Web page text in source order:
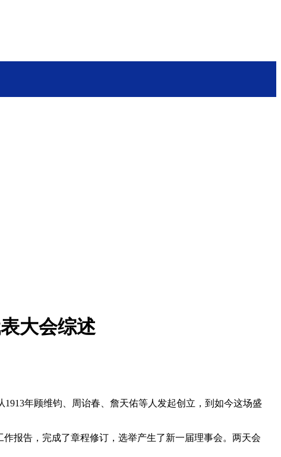
大会综述
年顾维钧、周诒春、詹天佑等人发起创立，到如今这场盛
报告，完成了章程修订，选举产生了新一届理事会。两天会